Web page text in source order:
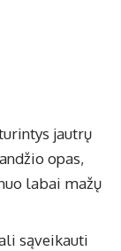
jautrų
opas,
labai mažų
sąveikauti